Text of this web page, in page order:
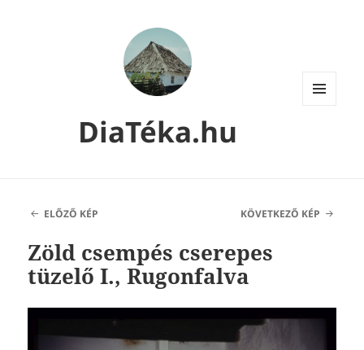
DiaTéka.hu
ELŐZŐ KÉP KÖVETKEZŐ KÉP
Zöld csempés cserepes
tüzelő I., Rugonfalva